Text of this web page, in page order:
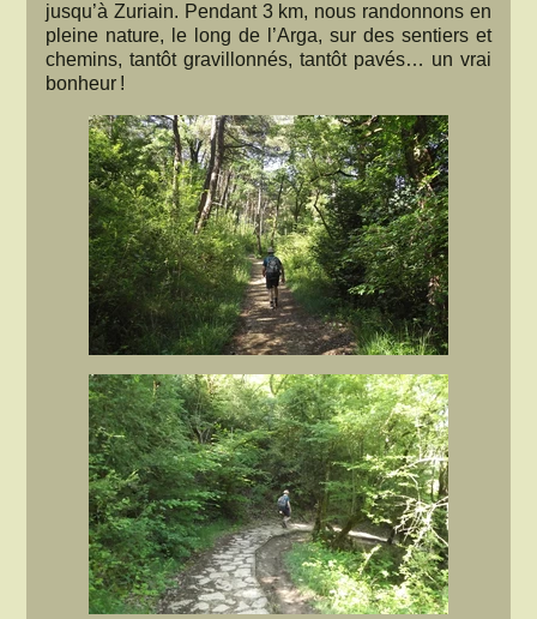
jusqu’à Zuriain. Pendant 3 km, nous randonnons en
pleine nature, le long de l’Arga, sur des sentiers et
chemins, tantôt gravillonnés, tantôt pavés… un vrai
bonheur !